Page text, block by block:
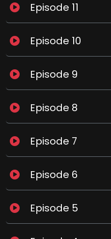
Episode 11
Episode 10
Episode 9
Episode 8
Episode 7
Episode 6
Episode 5